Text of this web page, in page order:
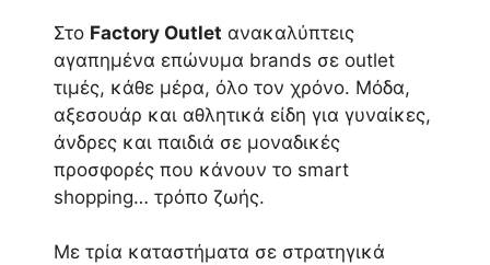
Στο Factory Outlet ανακαλύπτεις
αγαπημένα επώνυμα brands σε outlet
τιμές, κάθε μέρα, όλο τον χρόνο. Μόδα,
αξεσουάρ και αθλητικά είδη για γυναίκες,
άνδρες και παιδιά σε μοναδικές
προσφορές που κάνουν το smart
shopping… τρόπο ζωής.
Με τρία καταστήματα σε στρατηγικά